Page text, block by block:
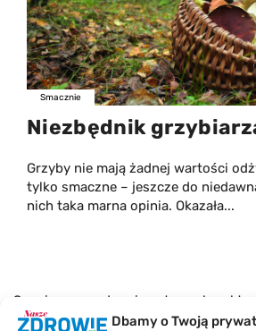
Dbamy o Twoją
Smacznie
Niezbędnik
Grzyby nie mają żadnej wartości
tylko smaczne – jeszcze do
nich taka marna opinia. Okazała...
Serwis naszezdrowie.net ma charakter
Mimo, że redakcja dokłada wszelkich